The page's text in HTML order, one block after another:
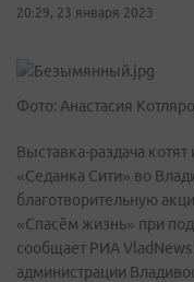
20:29, 23 января 2023
Фото: Анастасия
Выставка-раздача
«Седанка Сити» во
благотворительную
«Спасём жизнь» при
сообщает РИА
администрации